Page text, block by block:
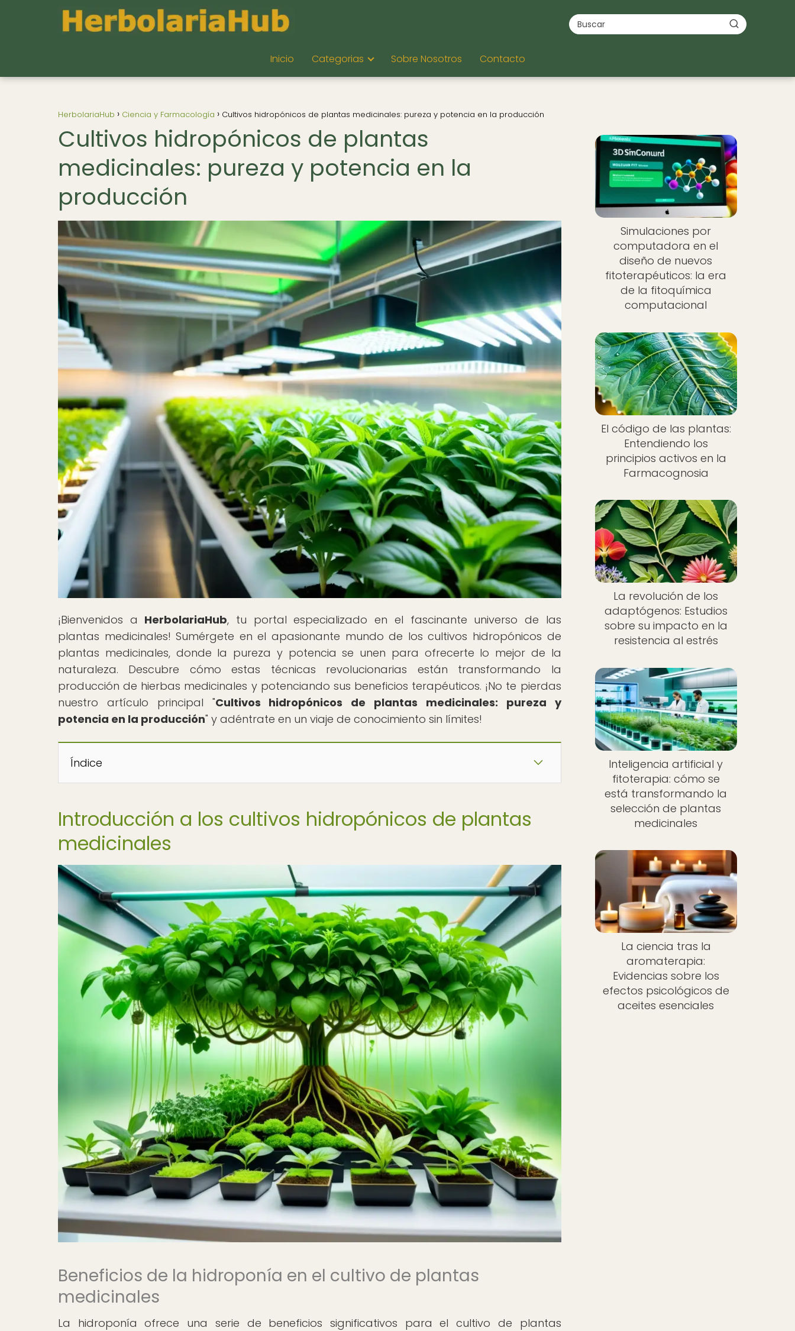
Inicio Categorias Sobre Nosotros Contacto
HerbolariaHub Ciencia y Farmacología Cultivos hidropónicos de plantas medicinales: pureza y potencia en la producción
Cultivos hidropónicos de plantas
medicinales: pureza y potencia en la
producción
¡Bienvenidos a HerbolariaHub, tu portal especializado en el fascinante universo de las
plantas medicinales! Sumérgete en el apasionante mundo de los cultivos hidropónicos de
plantas medicinales, donde la pureza y potencia se unen para ofrecerte lo mejor de la
naturaleza. Descubre cómo estas técnicas revolucionarias están transformando la
producción de hierbas medicinales y potenciando sus beneficios terapéuticos. ¡No te pierdas
nuestro artículo principal "Cultivos hidropónicos de plantas medicinales: pureza y
potencia en la producción" y adéntrate en un viaje de conocimiento sin límites!
Índice
Introducción a los cultivos hidropónicos de plantas
medicinales
Beneficios de la hidroponía en el cultivo de plantas
medicinales
La hidroponía ofrece una serie de beneficios significativos para el cultivo de plantas
Simulaciones por
computadora en el
diseño de nuevos
fitoterapéuticos: la era
de la fitoquímica
computacional
El código de las plantas:
Entendiendo los
principios activos en la
Farmacognosia
La revolución de los
adaptógenos: Estudios
sobre su impacto en la
resistencia al estrés
Inteligencia artificial y
fitoterapia: cómo se
está transformando la
selección de plantas
medicinales
La ciencia tras la
aromaterapia:
Evidencias sobre los
efectos psicológicos de
aceites esenciales